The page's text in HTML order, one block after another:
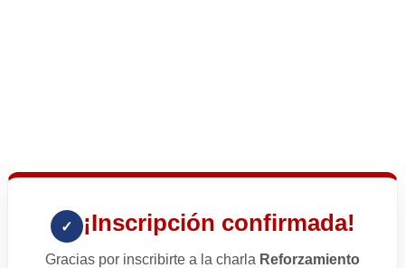
✓ ¡Inscripción confirmada!
Gracias por inscribirte a la charla Reforzamiento